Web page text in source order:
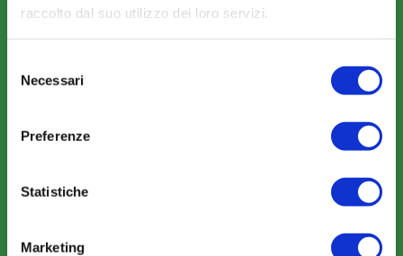
raccolto dal suo utilizzo dei loro servizi.
delNecessari
Preferenze
Statistiche
Marketing
La Mission
COSA FACCIAMO
Il Funzionamento